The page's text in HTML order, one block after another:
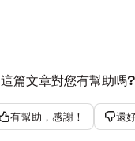
這篇文章對您有幫助嗎?
有幫助，感謝！ 還